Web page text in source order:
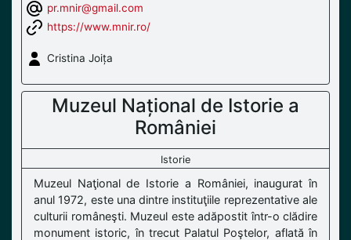
pr.mnir@gmail.com
https://www.mnir.ro/
Cristina Joița
Muzeul Național de Istorie a
României
Istorie
Muzeul Naţional de Istorie a României, inaugurat în
anul 1972, este una dintre instituţiile reprezentative ale
culturii româneşti. Muzeul este adăpostit într-o clădire
monument istoric, în trecut Palatul Poştelor, aflată în